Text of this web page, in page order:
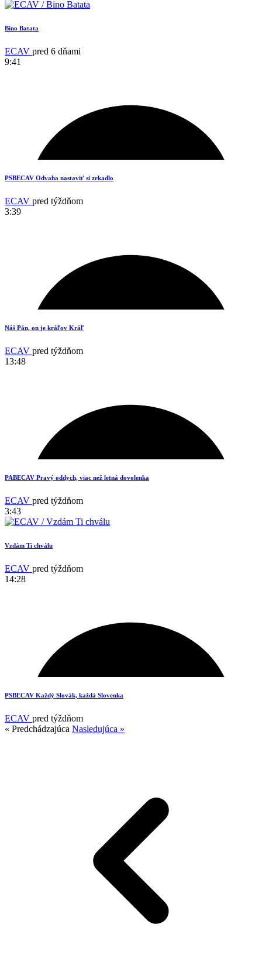
Bino Batata
ECAV pred 6 dňami
9:41
18
PSBECAV Odvaha nastaviť si zrkadlo
ECAV pred týždňom
3:39
3
Náš Pán, on je kráľov Kráľ
ECAV pred týždňom
13:48
PABECAV Pravý oddych, viac než letná dovolenka
ECAV pred týždňom
3:43
Vzdám Ti chválu
ECAV pred týždňom
14:28
PSBECAV Každý Slovák, každá Slovenka
ECAV pred týždňom
« Predchádzajúca Nasledujúca »